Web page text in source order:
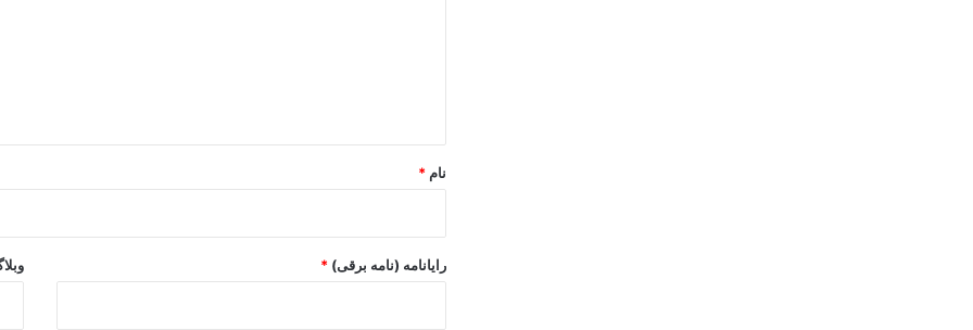
نام *
رایانامه (نامه برقی) *